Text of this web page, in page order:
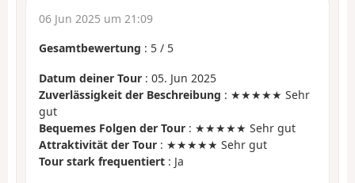
06 Jun 2025 um 21:09
Gesamtbewertung : 5 / 5
Datum deiner Tour : 05. Jun 2025
Zuverlässigkeit der Beschreibung : ★★★★★ Sehr
gut
Bequemes Folgen der Tour : ★★★★★ Sehr gut
Attraktivität der Tour : ★★★★★ Sehr gut
Tour stark frequentiert : Ja